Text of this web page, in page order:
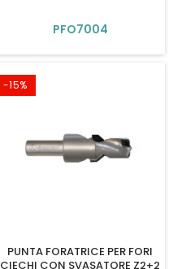
PFO7004
-15%
PUNTA FORATRICE PER FORI
CIECHI CON SVASATORE Z2+2